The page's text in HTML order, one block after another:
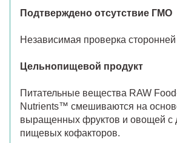
Подтверждено отсутствие ГМО
Независимая проверка
Цельнопищевой продукт
Питательные вещества RAW
Nutrients™ смешиваются на
выращенных фруктов и овощей с
пищевых кофакторов.